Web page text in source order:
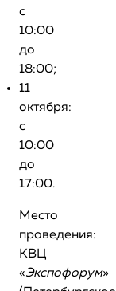
с
10:00
до
18:00;
11
октября:
с
10:00
до
17:00.
Место
проведения:
КВЦ
«Экспофорум»